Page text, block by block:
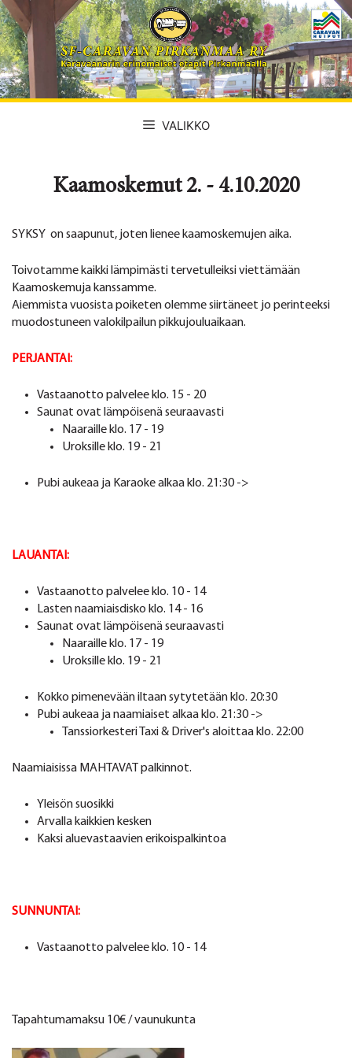
Siirry
sisältöön
VALIKKO
Kaamoskemut 2. - 4.10.2020
SYKSY on saapunut, joten lienee kaamoskemujen aika.
Toivotamme kaikki lämpimästi tervetulleiksi viettämään
Kaamoskemuja kanssamme.
Aiemmista vuosista poiketen olemme siirtäneet jo perinteeksi
muodostuneen valokilpailun pikkujouluaikaan.
PERJANTAI:
Vastaanotto palvelee klo. 15 - 20
Saunat ovat lämpöisenä seuraavasti
Naaraille klo. 17 - 19
Uroksille klo. 19 - 21
Pubi aukeaa ja Karaoke alkaa klo. 21:30 ->
LAUANTAI:
Vastaanotto palvelee klo. 10 - 14
Lasten naamiaisdisko klo. 14 - 16
Saunat ovat lämpöisenä seuraavasti
Naaraille klo. 17 - 19
Uroksille klo. 19 - 21
Kokko pimenevään iltaan sytytetään klo. 20:30
Pubi aukeaa ja naamiaiset alkaa klo. 21:30 ->
Tanssiorkesteri Taxi & Driver's aloittaa klo. 22:00
Naamiaisissa MAHTAVAT palkinnot.
Yleisön suosikki
Arvalla kaikkien kesken
Kaksi aluevastaavien erikoispalkintoa
SUNNUNTAI:
Vastaanotto palvelee klo. 10 - 14
Tapahtumamaksu 10€ / vaunukunta